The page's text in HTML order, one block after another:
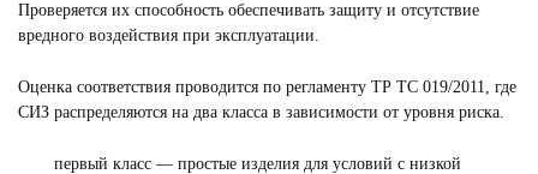
Проверяется их способность обеспечивать защиту и отсутствие
вредного воздействия при эксплуатации.
Оценка соответствия проводится по регламенту ТР ТС 019/2011, где
СИЗ распределяются на два класса в зависимости от уровня риска.
первый класс — простые изделия для условий с низкой